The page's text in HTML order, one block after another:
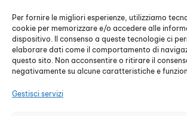
Per fornire le migliori esperienze, utilizziamo
cookie per memorizzare e/o accedere alle
dispositivo. Il consenso a queste tecnologie ci
elaborare dati come il comportamento di
questo sito. Non acconsentire o ritirare il
negativamente su alcune caratteristiche e
Gestisci servizi